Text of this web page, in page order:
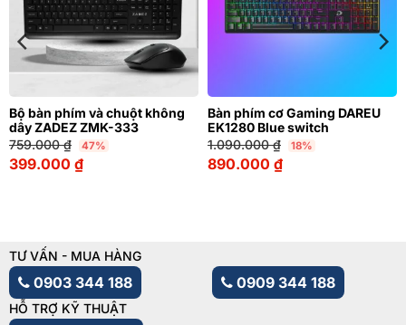
Bộ bàn phím và chuột không
dây ZADEZ ZMK-333
759.000₫ 47%
399.000 ₫
Bàn phím cơ Gaming DAREU
EK1280 Blue switch
1.090.000₫ 18%
890.000 ₫
TƯ VẤN - MUA HÀNG
0903 344 188 0909 344 188
HỖ TRỢ KỸ THUẬT